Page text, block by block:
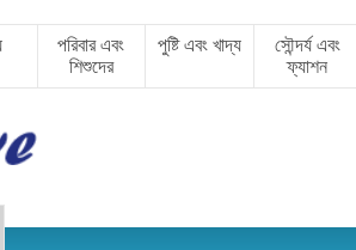
পরিবার এবং
শিশুদের
পুষ্টি এবং খাদ্য
সৌন্দর্য এবং
ফ্যাশন